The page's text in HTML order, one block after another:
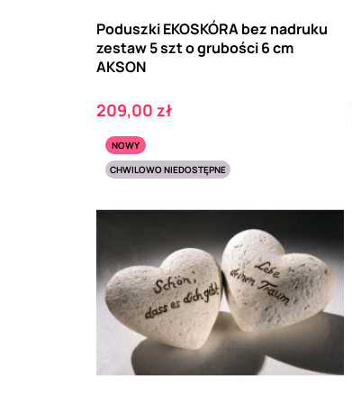
Poduszki EKOSKÓRA bez nadruku
zestaw 5 szt o grubości 6 cm
AKSON
Cena
209,00 zł
NOWY
CHWILOWO NIEDOSTĘPNE